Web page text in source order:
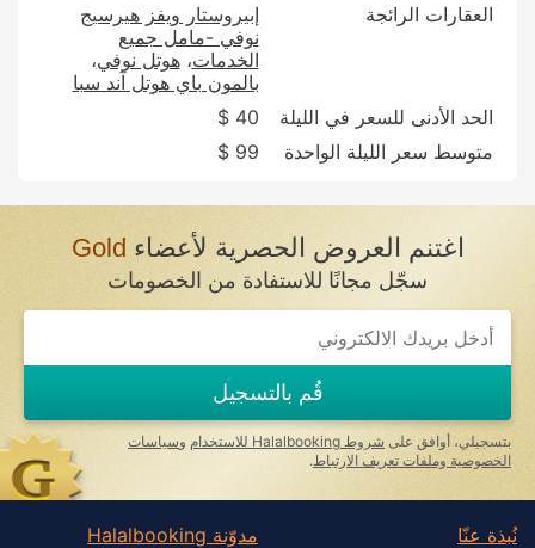
العقارات الرائجة
إبيروستار ويفز هيرسيج
نوفي -مامل جميع
الخدمات هوتل نوفي
بالمون باي هوتل آند سبا
الحد الأدنى للسعر في الليلة
40 $
متوسط سعر الليلة الواحدة
99 $
اغتنم العروض الحصرية لأعضاءGold
سجّل مجانًا للاستفادة من الخصومات
If
you
ignore
this
field
قُم بالتسجيل
بتسجيلي، أوافق على شروط Halalbooking للاستخدام وسياسات
الخصوصية وملفات تعريف الارتباط .
نُبذة عنّا
مدوّنة Halalbooking